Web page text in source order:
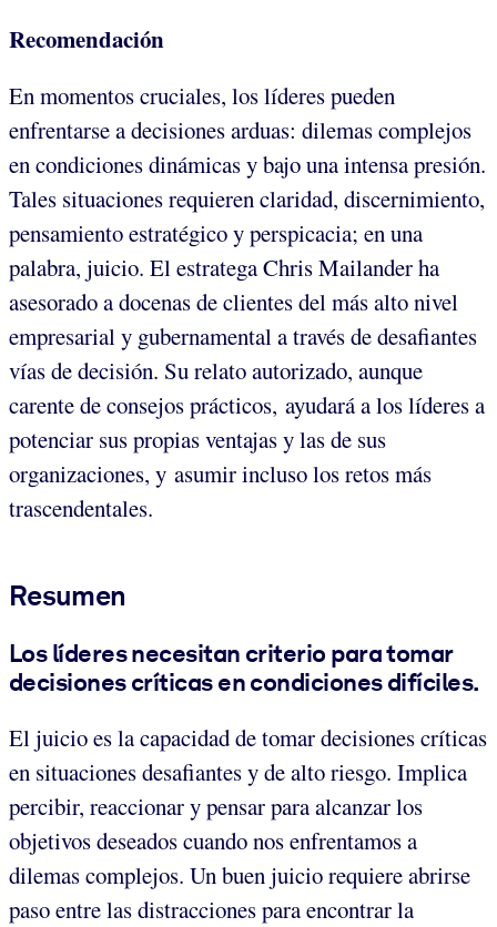
Recomendación
En momentos cruciales, los líderes pueden
enfrentarse a decisiones arduas: dilemas complejos
en condiciones dinámicas y bajo una intensa presión.
Tales situaciones requieren claridad, discernimiento,
pensamiento estratégico y perspicacia; en una
palabra, juicio. El estratega Chris Mailander ha
asesorado a docenas de clientes del más alto nivel
empresarial y gubernamental a través de desafiantes
vías de decisión. Su relato autorizado, aunque
carente de consejos prácticos, ayudará a los líderes a
potenciar sus propias ventajas y las de sus
organizaciones, y asumir incluso los retos más
trascendentales.
Resumen
Los líderes necesitan criterio para tomar
decisiones críticas en condiciones difíciles.
El juicio es la capacidad de tomar decisiones críticas
en situaciones desafiantes y de alto riesgo. Implica
percibir, reaccionar y pensar para alcanzar los
objetivos deseados cuando nos enfrentamos a
dilemas complejos. Un buen juicio requiere abrirse
paso entre las distracciones para encontrar la